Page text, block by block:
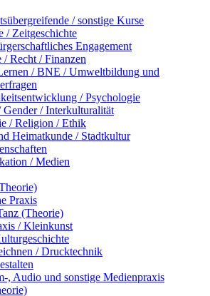
/ sonstige Kurse
/ Zeitgeschichte
Engagement
Recht / Finanzen
/ BNE / Umweltbildung und
/ Psychologie
/ Interkulturalität
/ Religion / Ethik
Heimatkunde / Stadtkultur
/ Medien
Praxis
(Theorie)
/ Kleinkunst
/ Drucktechnik
, Audio und sonstige Medienpraxis